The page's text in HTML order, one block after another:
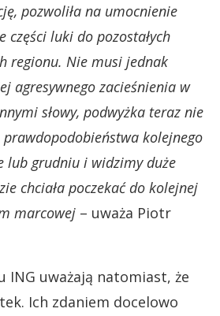
pozwoliła na umocnienie
części luki do pozostałych
regionu. Nie musi jednak
agresywnego zacieśnienia w
słowy, podwyżka teraz nie
prawdopodobieństwa kolejnego
lub grudniu i widzimy duże
chciała poczekać do kolejnej
marcowej – uważa Piotr
ING uważają natomiast, że
Ich zdaniem docelowo